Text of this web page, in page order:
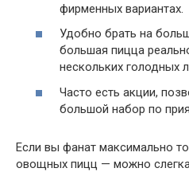
фирменных вариантах.
Удобно брать на
большая пицца
нескольких голодных
Часто есть акции,
большой набор по
Если вы фанат максимально
овощных пицц — можно слегка